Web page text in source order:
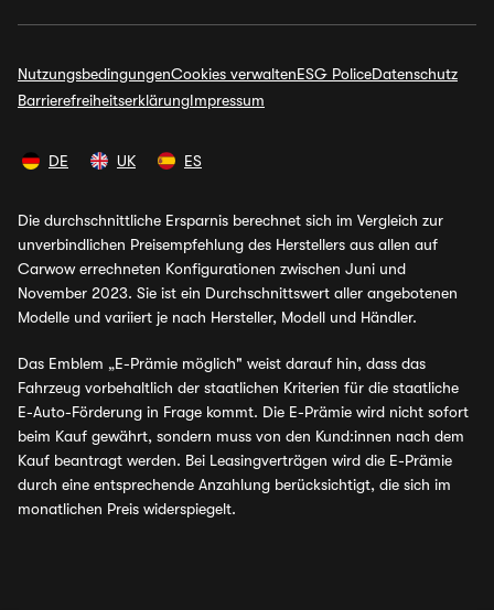
NutzungsbedingungenCookies verwaltenESG PoliceDatenschutz
BarrierefreiheitserklärungImpressum
DE UK ES
Die durchschnittliche Ersparnis berechnet sich im Vergleich zur
unverbindlichen Preisempfehlung des Herstellers aus allen auf
Carwow errechneten Konfigurationen zwischen Juni und
November 2023. Sie ist ein Durchschnittswert aller angebotenen
Modelle und variiert je nach Hersteller, Modell und Händler.
Das Emblem „E-Prämie möglich" weist darauf hin, dass das
Fahrzeug vorbehaltlich der staatlichen Kriterien für die staatliche
E-Auto-Förderung in Frage kommt. Die E-Prämie wird nicht sofort
beim Kauf gewährt, sondern muss von den Kund:innen nach dem
Kauf beantragt werden. Bei Leasingverträgen wird die E-Prämie
durch eine entsprechende Anzahlung berücksichtigt, die sich im
monatlichen Preis widerspiegelt.